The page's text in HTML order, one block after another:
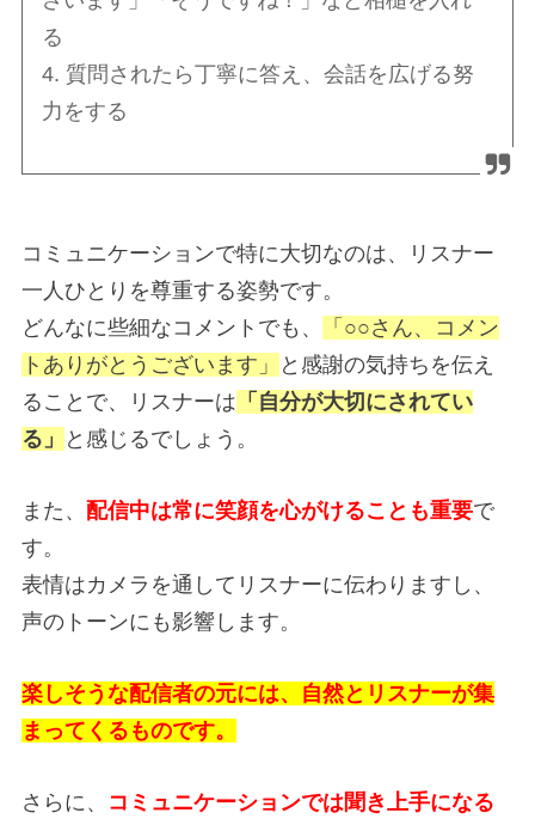
る
4. 質問されたら丁寧に答え、会話を広げる努
力をする
コミュニケーションで特に大切なのは、リスナー
一人ひとりを尊重する姿勢です。
どんなに些細なコメントでも、
「○○さん、コメン
トありがとうございます」
と感謝の気持ちを伝え
ることで、リスナーは 「自分が大切にされてい
る」
と感じるでしょう。
また、 配信中は常に笑顔を心がけることも重要で
す。
表情はカメラを通してリスナーに伝わりますし、
声のトーンにも影響します。
楽しそうな配信者の元には、自然とリスナーが集
まってくるものです。
さらに、 コミュニケーションでは聞き上手になる